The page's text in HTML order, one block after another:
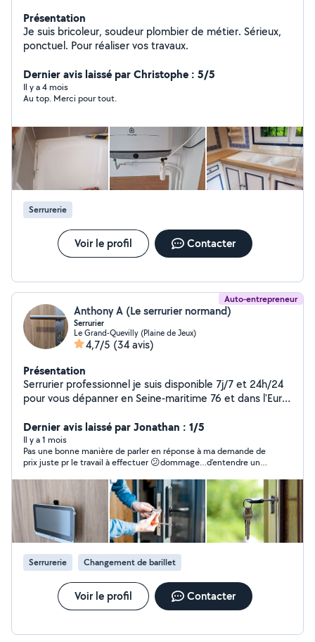
Présentation
Je suis bricoleur, soudeur plombier de métier. Sérieux,
ponctuel. Pour réaliser vos travaux.
Dernier avis laissé par Christophe : 5/5
Il y a 4 mois
Au top. Merci pour tout.
Serrurerie
Voir le profil Contacter
Auto-entrepreneur
Anthony A (Le serrurier normand)
Serrurier
Le Grand-Quevilly (Plaine de Jeux)
4,7/5 (34 avis)
Présentation
Serrurier professionnel je suis disponible 7j/7 et 24h/24
pour vous dépanner en Seine-maritime 76 et dans l'Eure
Dernier avis laissé par Jonathan : 1/5
Il y a 1 mois
Pas une bonne manière de parler en réponse à ma demande de
prix juste pr le travail à effectuer 😕dommage…d’entendre un
d’accord avec son prix!!
Serrurerie Changement de barillet
Voir le profil Contacter